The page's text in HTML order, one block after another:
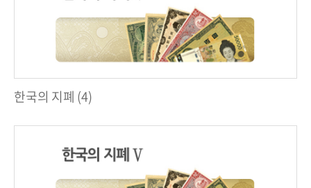
한국의 지폐 (4)